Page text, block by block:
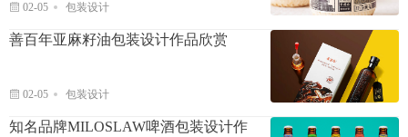
02-05 包装设计
善百年亚麻籽油包装设计作品欣赏
02-05 包装设计
知名品牌MILOSLAW啤酒包装设计作